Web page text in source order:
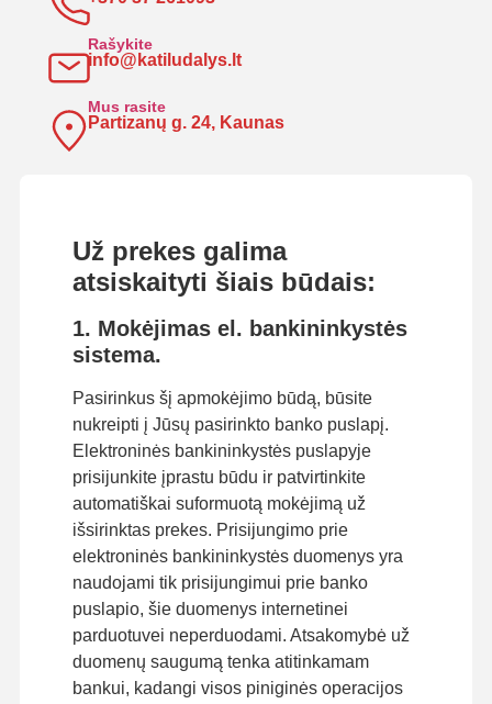
Rašykite
info@katiludalys.lt
Mus rasite
Partizanų g. 24, Kaunas
Už prekes galima
atsiskaityti šiais būdais:
1. Mokėjimas el. bankininkystės
sistema.
Pasirinkus šį apmokėjimo būdą, būsite
nukreipti į Jūsų pasirinkto banko puslapį.
Elektroninės bankininkystės puslapyje
prisijunkite įprastu būdu ir patvirtinkite
automatiškai suformuotą mokėjimą už
išsirinktas prekes. Prisijungimo prie
elektroninės bankininkystės duomenys yra
naudojami tik prisijungimui prie banko
puslapio, šie duomenys internetinei
parduotuvei neperduodami. Atsakomybė už
duomenų saugumą tenka atitinkamam
bankui, kadangi visos piniginės operacijos